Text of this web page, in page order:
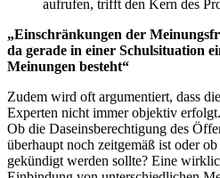
aufrufen, trifft den Kern des
„Einschränkungen der
da gerade in einer Schulsituation
Meinungen besteht“
Zudem wird oft argumentiert, dass
Experten nicht immer objektiv
Ob die Daseinsberechtigung des
überhaupt noch zeitgemäß ist oder
gekündigt werden sollte? Eine